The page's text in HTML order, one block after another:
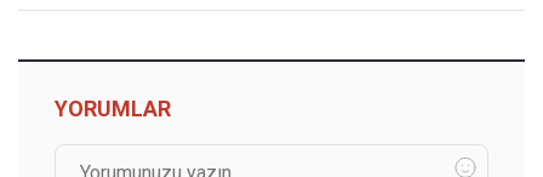
YORUMLAR